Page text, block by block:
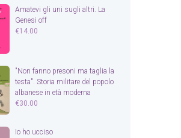
Amatevi gli uni sugli altri. La
Genesi off
€14.00
"Non fanno presoni ma taglia la
testa". Storia militare del popolo
albanese in età moderna
€30.00
Io ho ucciso